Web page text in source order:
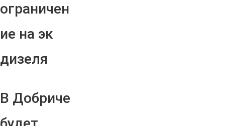
ограничен
ие на эк
дизеля
В Добриче